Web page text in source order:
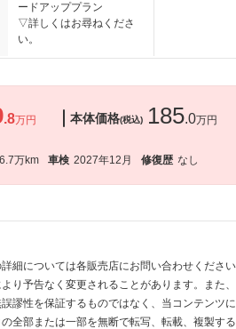
ードアッププラン
▽詳しくはお尋ねくださ
い。
.8万円
本体価格(税込) 185.0万円
6.7万km 車検 2027年12月 修復歴 なし
細については各販売店にお問い合わせください
り予告なく変更されることがあります。また
謬性を保証するものではなく、当コンテンツ
全部または一部を無断で転写、転載、複製する